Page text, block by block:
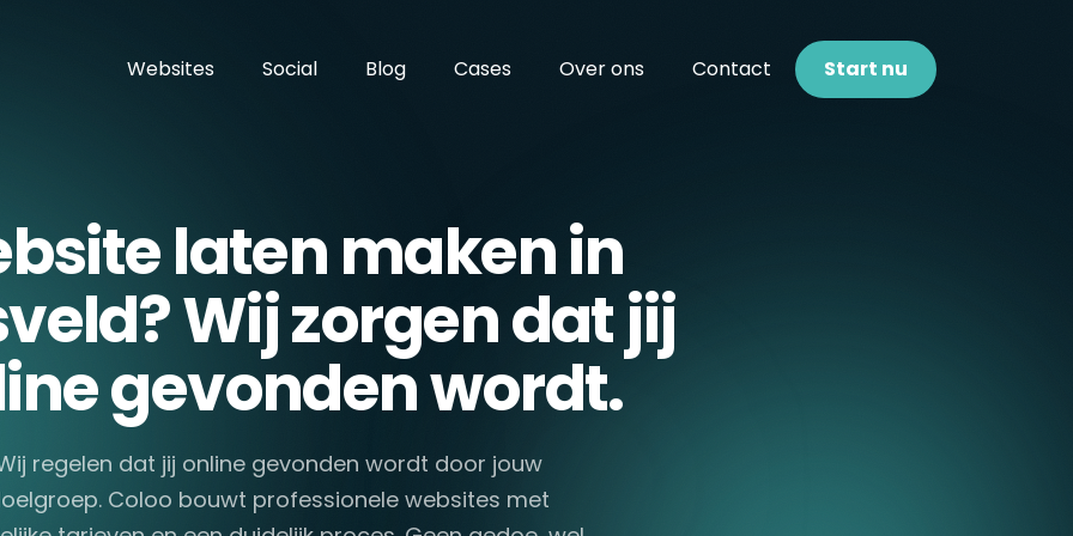
Websites
Social Blog Cases Over ons Contact Start nu
laten maken in
Wij zorgen dat jij
gevonden wordt.
regelen dat jij online gevonden wordt door jouw
Coloo bouwt professionele websites met